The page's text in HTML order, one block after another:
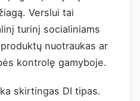
Verslui tai
turinį socialiniams
nuotraukas ar
kontrolę gamyboje.
skirtingas DI tipas.